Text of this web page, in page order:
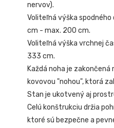
nervov).
Voliteľná výška spodného
cm - max. 200 cm.
Voliteľná výška vrchnej
333 cm.
Každá noha je
kovovou "nohou", ktorá
Stan je ukotvený aj
Celú konštrukciu držia
ktoré sú bezpečne a